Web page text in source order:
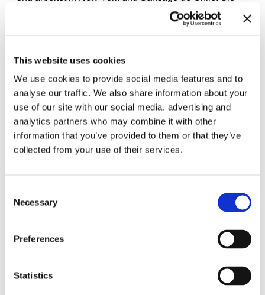
This website uses cookies
We use cookies to provide social media features and to
analyse our traffic. We also share information about your
use of our site with our social media, advertising and
analytics partners who may combine it with other
information that you’ve provided to them or that they’ve
collected from your use of their services.
Selection
Necessary
Preferences
Statistics
Performance, Konzeptkunst und Textiltechniken als
Antwort auf drängende aktuelle Themen wie
Auszeichnungen erhalten, darunter die Goldmedaille
Haftmann-Preis, Zürich (2025); sowie den Goldenen
Löwen für ihr Lebenswerk bei der Venice Biennale,
Venedig, Italien (2022).